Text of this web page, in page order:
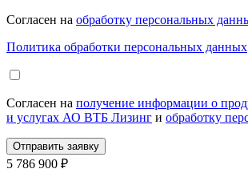
Согласен на обработку персональных
Политика обработки персональных данных
Согласен на получение информации о
и услугах АО ВТБ Лизинг и обработку
5 786 900 ₽